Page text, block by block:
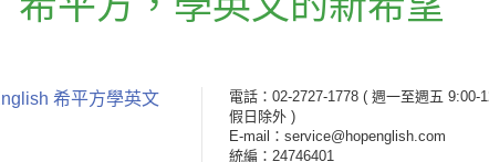
希平方學英文 電話：02-2727-1778 ( 週一至週五 9:00-
假日除外 )
E-mail：service@hopenglish.com
統編：24746401